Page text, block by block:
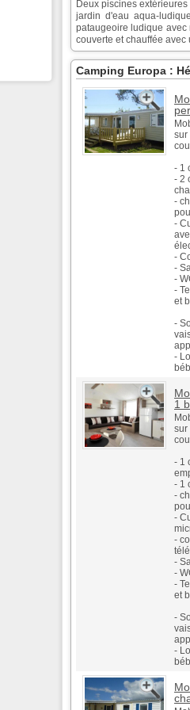
Deux piscines
jardin d'eau aqua-
pataugeoire ludique avec
couverte et chauffée
Camping Europa :
sur
- 1
- 2
-
-
-
-
-
-
et
-
-
1
sur
- 1
- 1
-
-
-
-
-
-
et
-
-